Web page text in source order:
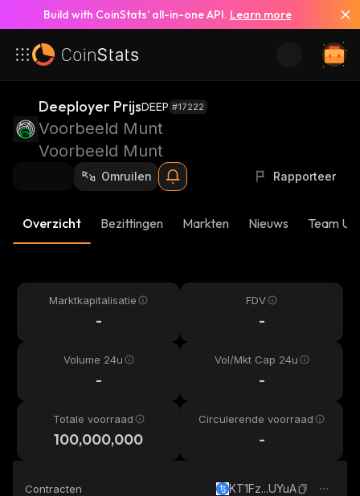
Build with CoinStats’ all-in-one API. Learn more
Deeployer PrijsDEEP #17222
Voorbeeld Munt
Voorbeeld Munt
Omruilen Rapporteer
Overzicht Bezittingen Markten Nieuws Team
Marktkapitalisatie
-
FDV
-
Volume 24u
-
Vol/Mkt Cap 24u
-
Totale voorraad
100,000,000
Circulerende voorraad
-
Contracten KT1Fz...UYuA